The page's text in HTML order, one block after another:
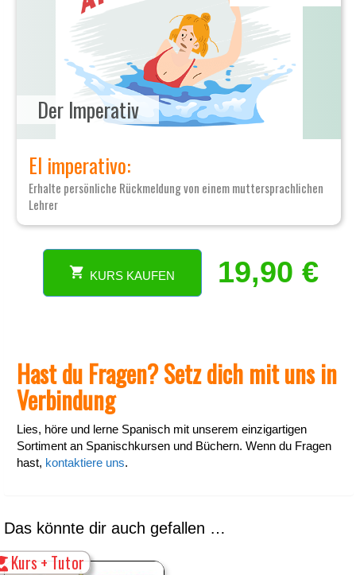
Der Imperativ
El imperativo:
Erhalte persönliche Rückmeldung von einem muttersprachlichen
Lehrer
Onlinekurs
über
Meistere
die
Zeitformen
in
3
Monaten.
Niveau
KURS KAUFEN 19,90 €
Hast du Fragen? Setz dich mit uns in
Verbindung
Lies, höre und lerne Spanisch mit unserem einzigartigen
Sortiment an Spanischkursen und Büchern. Wenn du Fragen
hast, kontaktiere uns.
Das könnte dir auch gefallen …
Kurs + Tutor